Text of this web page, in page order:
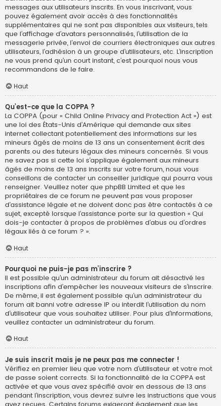
messages aux utilisateurs inscrits. En vous inscrivant, vous
pouvez également avoir accès à des fonctionnalités
supplémentaires qui ne sont pas disponibles aux visiteurs, tels
que l’affichage d’avatars personnalisés, l’utilisation de la
messagerie privée, l’envoi de courriers électroniques aux autres
utilisateurs, l’adhésion à un groupe d’utilisateurs, etc. L’inscription
ne vous prend qu’un court instant, c’est pourquoi nous vous
recommandons de le faire.
Haut
Qu’est-ce que la COPPA ?
La COPPA (pour « Child Online Privacy and Protection Act ») est
une loi des États-Unis d’Amérique qui demande aux sites
internet collectant potentiellement des informations sur les
mineurs âgés de moins de 13 ans un consentement écrit des
parents ou des tuteurs légaux des mineurs concernés. Si vous
ne savez pas si cette loi s’applique également aux mineurs
âgés de moins de 13 ans inscrits sur votre forum, nous vous
conseillons de contacter un conseiller juridique qui pourra vous
renseigner. Veuillez noter que phpBB Limited et que les
propriétaires de ce forum ne peuvent pas vous proposer
d’assistance légale et ne doivent donc pas être contactés à ce
sujet, excepté lorsque l’assistance porte sur la question « Qui
dois-je contacter à propos de problèmes d’abus ou d’ordres
légaux liés à ce forum ? ».
Haut
Pourquoi ne puis-je pas m’inscrire ?
Il est possible qu’un administrateur du forum ait désactivé les
inscriptions afin d’empêcher les nouveaux visiteurs de s’inscrire.
De même, il est également possible qu’un administrateur du
forum ait banni votre adresse IP ou interdit l’utilisation du nom
d’utilisateur que vous souhaitez utiliser. Pour plus d’informations,
veuillez contacter un administrateur du forum.
Haut
Je suis inscrit mais je ne peux pas me connecter !
Vérifiez en premier lieu que votre nom d’utilisateur et votre mot
de passe soient corrects. Si la fonctionnalité de la COPPA est
activée et que vous avez spécifié avoir en dessous de 13 ans
pendant l’inscription, vous devrez suivre les instructions que vous
avez reçues. Certains forums exigeront également que les